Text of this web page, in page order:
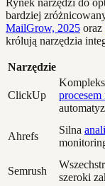
Rynek narzędzi do
bardziej
MailGrow, 2025 oraz
królują narzędzia
Narzędzie
ClickUp
Ahrefs
Silna
Semrush
szeroki